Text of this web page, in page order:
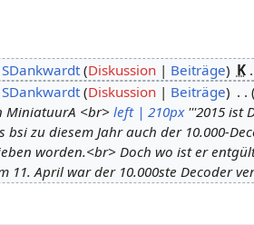
SDankwardt Diskussion Beiträge K
SDankwardt Diskussion Beiträge
MiniatuurA <br> left | 210px'''2015 ist
zu diesem Jahr auch der 10.000-
worden.<br> Doch wo ist er
11. April war der 10.000ste Decoder